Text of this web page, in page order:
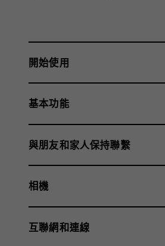
開始使用
基本功能
與朋友和家人保持聯繫
相機
互聯網和連線